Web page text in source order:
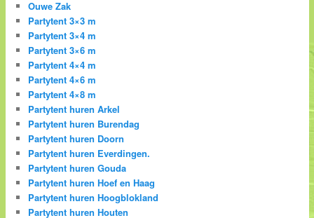
Ouwe Zak
Partytent 3×3 m
Partytent 3×4 m
Partytent 3×6 m
Partytent 4×4 m
Partytent 4×6 m
Partytent 4×8 m
Partytent huren Arkel
Partytent huren Burendag
Partytent huren Doorn
Partytent huren Everdingen.
Partytent huren Gouda
Partytent huren Hoef en Haag
Partytent huren Hoogblokland
Partytent huren Houten